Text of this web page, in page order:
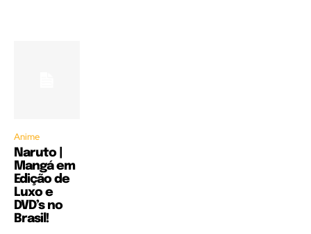
Anime
Naruto |
Mangá em
Edição de
Luxo e
DVD’s no
Brasil!